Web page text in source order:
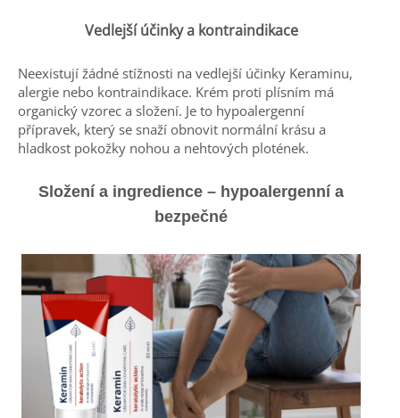
Vedlejší účinky a kontraindikace
Neexistují žádné stížnosti na vedlejší účinky Keraminu,
alergie nebo kontraindikace. Krém proti plísním má
organický vzorec a složení. Je to hypoalergenní
přípravek, který se snaží obnovit normální krásu a
hladkost pokožky nohou a nehtových plotének.
Složení a ingredience – hypoalergenní a
bezpečné